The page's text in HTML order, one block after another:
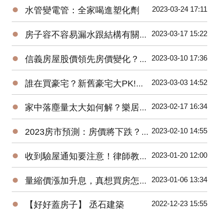
● 水管變電管：全家喝進塑化劑 2023-03-24 17:11
● 房子容不容易漏水跟結構有關係？戴雲發教你怎麼看！ 2023-03-17 15:22
● 信義房屋股價領先房價變化？準確率超高！ 2023-03-10 17:36
● 誰在買豪宅？新舊豪宅大PK!遠雄豪宅銷售團隊親身分享-遠雄Park One 2023-03-03 14:52
● 家中落塵量太大如何解？樂居創辦人Pearl換紗窗體驗大公開！ 2023-02-17 16:34
● 2023房市預測：房價將下跌？萬事俱備，尚欠東風！ 2023-02-10 14:55
● 收到驗屋通知要注意！律師教你判斷合不合理 2023-01-20 12:00
● 量縮價漲加升息，真想買房怎麼辦？買預售屋還是中古屋？ 2023-01-06 13:34
● 【好好蓋房子】 丞石建築 2022-12-23 15:55